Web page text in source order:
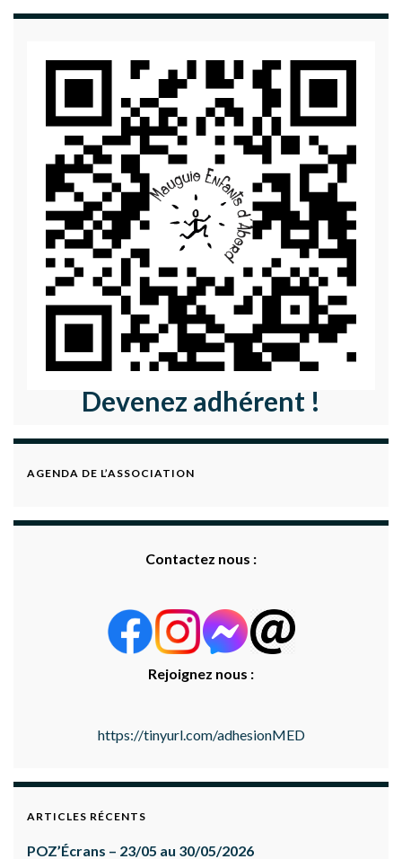
Devenez adhérent !
AGENDA DE L’ASSOCIATION
Contactez nous :
Rejoignez nous :
https://tinyurl.com/adhesionMED
ARTICLES RÉCENTS
POZ’Écrans – 23/05 au 30/05/2026